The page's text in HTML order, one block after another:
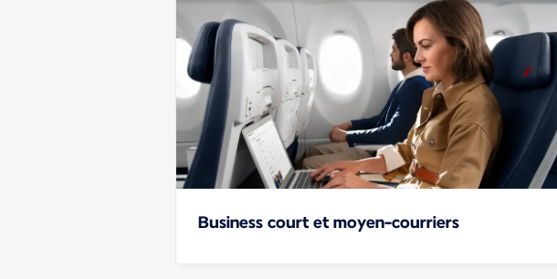
Business court et moyen-courriers